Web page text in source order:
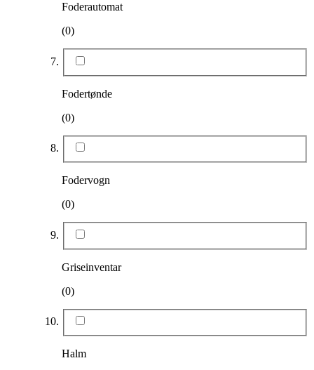
Foderautomat
(0)
Fodertønde
(0)
Fodervogn
(0)
Griseinventar
(0)
Halm